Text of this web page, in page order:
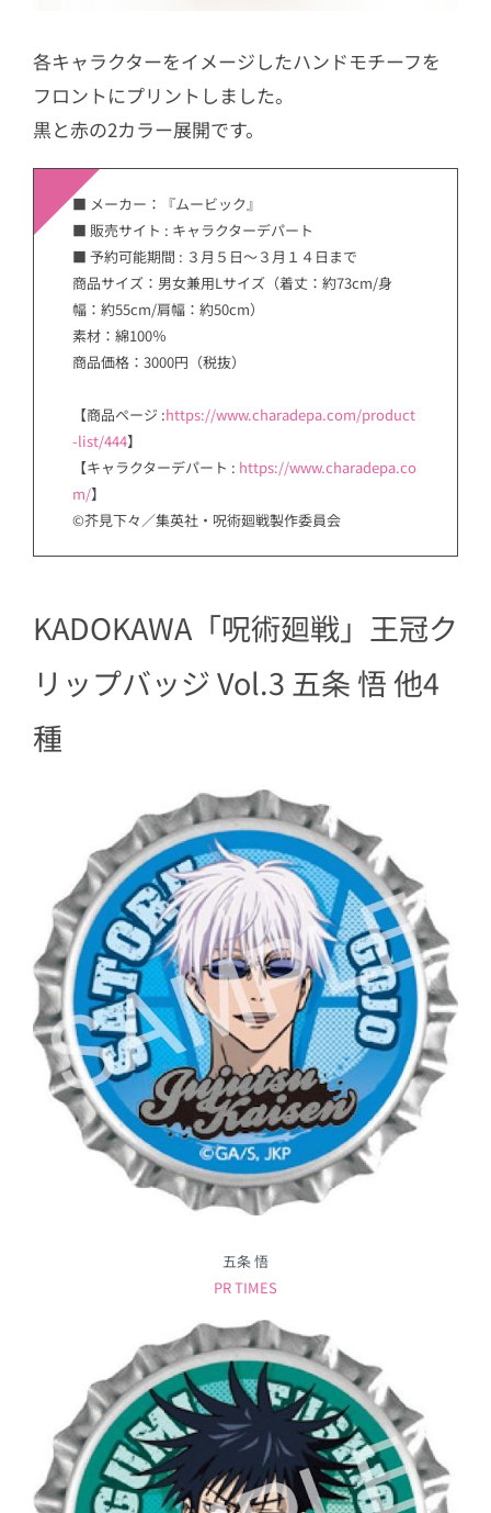
各キャラクターをイメージしたハンドモチーフを
フロントにプリントしました。
黒と赤の2カラー展開です。
■ メーカー：『ムービック』
■ 販売サイト : キャラクターデパート
■ 予約可能期間 : ３月５日〜３月１４日まで
商品サイズ：男女兼用Lサイズ（着丈：約73cm/身
幅：約55cm/肩幅：約50cm）
素材：綿100％
商品価格：3000円（税抜）
【商品ページ :https://www.charadepa.com/product
-list/444】
【キャラクターデパート : https://www.charadepa.co
m/】
©芥見下々／集英社・呪術廻戦製作委員会
​KADOKAWA「呪術廻戦」王冠ク
リップバッジ Vol.3 五条 悟 他4
種
五条 悟
PR TIMES